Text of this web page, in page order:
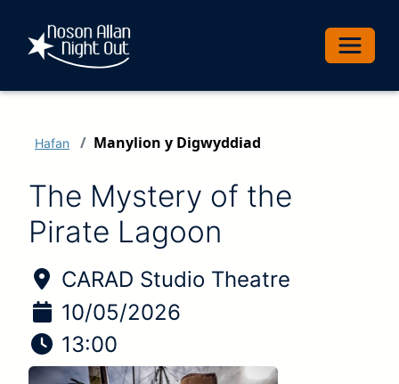
Hafan Manylion y Digwyddiad
The Mystery of the
Pirate Lagoon
Lleoliad y digwyddiad:
CARAD Studio Theatre
Dyddiad y digwyddiad
10/05/2026
Amser y digwyddiad
13:00